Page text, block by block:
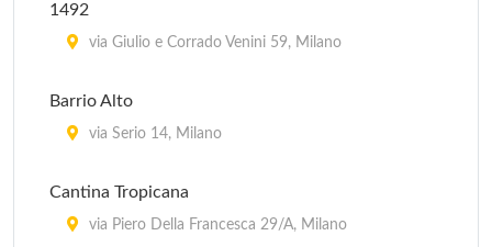
1492
via Giulio e Corrado Venini 59, Milano
Barrio Alto
via Serio 14, Milano
Cantina Tropicana
via Piero Della Francesca 29/A, Milano